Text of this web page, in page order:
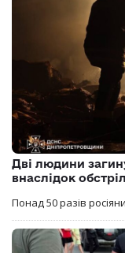
Дві людини
внаслідок
Понад 50 разів